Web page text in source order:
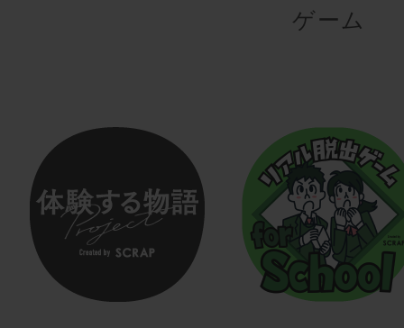
ゲーム